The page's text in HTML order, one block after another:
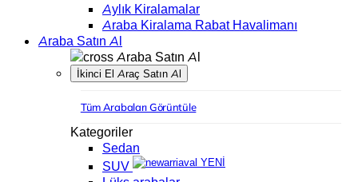
Aylık Kiralamalar
Araba Kiralama Rabat Havalimanı
Araba Satın Al
Araba Satın Al
İkinci El Araç Satın Al
Tüm Arabaları Görüntüle
Kategoriler
Sedan
SUV
YENİ